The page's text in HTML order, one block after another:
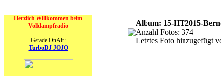
Herzlich Willkommen beim
Volldampfradio
Gerade OnAir:
TurboDJ JOJO
Album: 15-HT2015-
Anzahl Fotos: 374
Letztes Foto hinzugefügt